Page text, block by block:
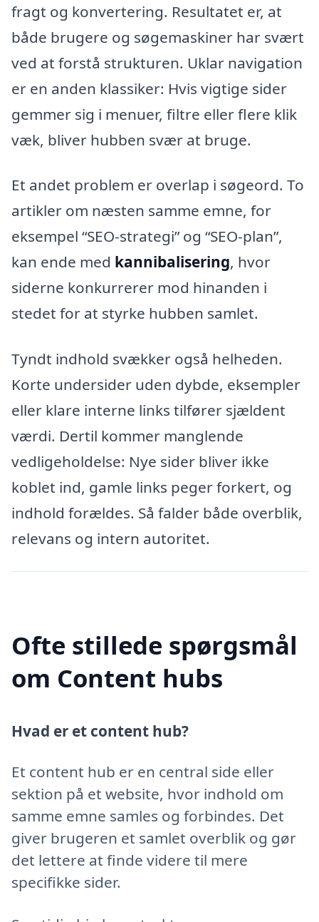
fragt og konvertering. Resultatet er, at
både brugere og søgemaskiner har svært
ved at forstå strukturen. Uklar navigation
er en anden klassiker: Hvis vigtige sider
gemmer sig i menuer, filtre eller flere klik
væk, bliver hubben svær at bruge.
Et andet problem er overlap i søgeord. To
artikler om næsten samme emne, for
eksempel “SEO-strategi” og “SEO-plan”,
kan ende med kannibalisering, hvor
siderne konkurrerer mod hinanden i
stedet for at styrke hubben samlet.
Tyndt indhold svækker også helheden.
Korte undersider uden dybde, eksempler
eller klare interne links tilfører sjældent
værdi. Dertil kommer manglende
vedligeholdelse: Nye sider bliver ikke
koblet ind, gamle links peger forkert, og
indhold forældes. Så falder både overblik,
relevans og intern autoritet.
Ofte stillede spørgsmål
om Content hubs
Hvad er et content hub?
Et content hub er en central side eller
sektion på et website, hvor indhold om
samme emne samles og forbindes. Det
giver brugeren et samlet overblik og gør
det lettere at finde videre til mere
specifikke sider.